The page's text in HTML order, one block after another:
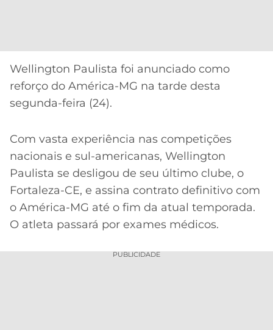
CASSINOS
ONLINE
2026
GRÊMIO
ATLÉTICO
CRUZEIRO
LALIGA
Wellington Paulista foi anunciado como
reforço do América-MG na tarde desta
segunda-feira (24).
Com vasta experiência nas competições
nacionais e sul-americanas, Wellington
Paulista se desligou de seu último clube, o
Fortaleza-CE, e assina contrato definitivo com
o América-MG até o fim da atual temporada.
O atleta passará por exames médicos.
PUBLICIDADE